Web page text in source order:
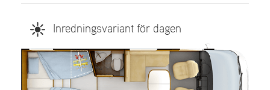
Inredningsvariant för dagen